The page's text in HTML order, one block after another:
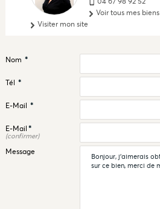
Voir tous mes biens
Visiter mon site
Nom *
Tél *
E-Mail *
E-Mail *
(confirmer)
Message